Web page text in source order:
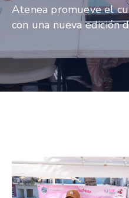
Atenea promueve el
con una nueva edición